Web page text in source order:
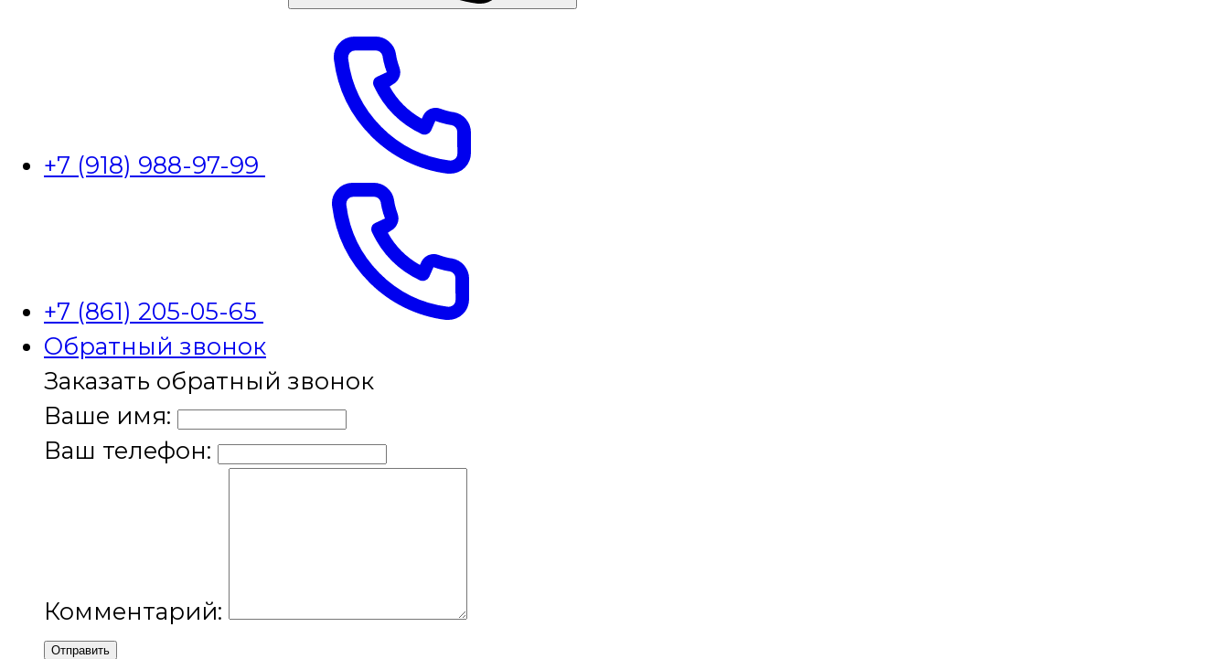
+7 (918) 988-97-99
+7 (861) 205-05-65
Обратный звонок
Заказать обратный звонок
Ваше имя:
Ваш телефон:
Комментарий:
Отправить